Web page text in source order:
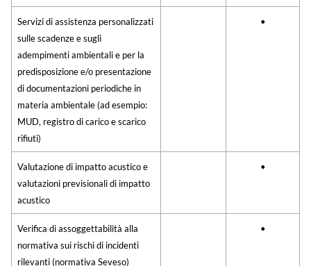
Servizi di assistenza personalizzati
sulle scadenze e sugli
adempimenti ambientali e per la
predisposizione e/o presentazione
di documentazioni periodiche in
materia ambientale (ad esempio:
MUD, registro di carico e scarico
rifiuti)
•
Valutazione di impatto acustico e
valutazioni previsionali di impatto
acustico
•
Verifica di assoggettabilità alla
normativa sui rischi di incidenti
rilevanti (normativa Seveso)
•